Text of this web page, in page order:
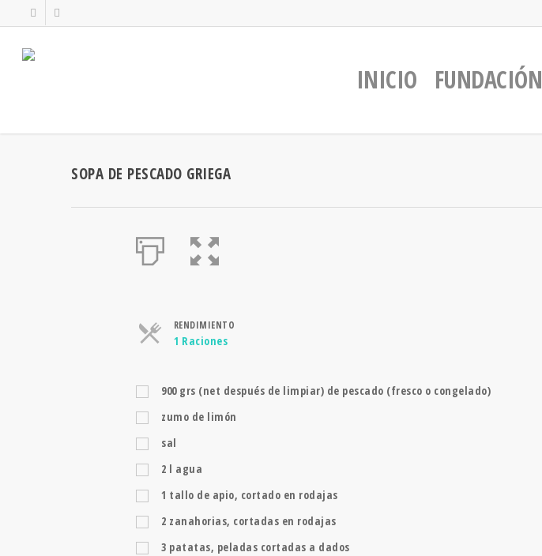
INICIO FUNDACIÓN
SOPA DE PESCADO GRIEGA
RENDIMIENTO
1 RacionesRaciones
900 grs (net después de limpiar) de pescado (fresco o congelado)
zumo de limón
sal
2 l agua
1 tallo de apio, cortado en rodajas
2 zanahorias, cortadas en rodajas
3 patatas, peladas cortadas a dados